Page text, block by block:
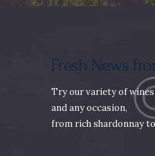
Fresh News
Try our variety of
and any occasion,
from rich shardonnay